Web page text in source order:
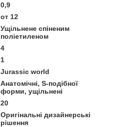
0,9
от 12
Ущільнене спіненим
поліетиленом
4
1
Jurassic world
Анатомічні, S-подібної
форми, ущільнені
20
Оригінальні дизайнерські
рішення